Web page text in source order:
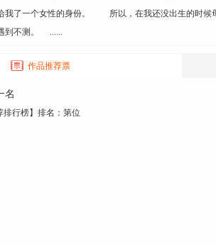
我了一个女性的身份。 所以，在我还没出生的时
到不测。 ......
作品推荐票
名
排行榜】排名：第位